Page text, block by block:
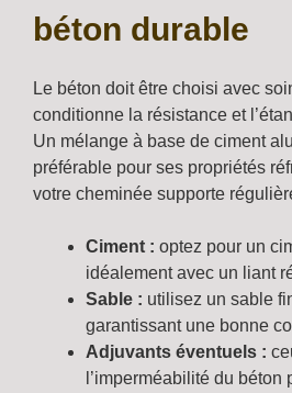
béton durable
Le béton doit être choisi avec
conditionne la résistance et
Un mélange à base de ciment
préférable pour ses propriétés
votre cheminée supporte
Ciment : optez pour un
idéalement avec un liant
Sable : utilisez un sable
garantissant une bonne
Adjuvants éventuels :
l’imperméabilité du béton